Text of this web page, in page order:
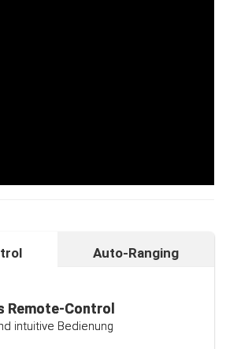
Auto-Ranging
Remote-Control
intuitive Bedienung
verfügt über eine